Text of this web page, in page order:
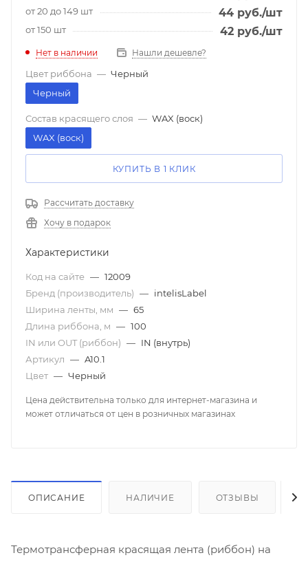
от 20 до 149 шт 44 руб./шт
от 150 шт 42 руб./шт
Нет в наличии Нашли дешевле?
Цвет риббона — Черный
Черный
Состав красящего слоя — WAX (воск)
WAX (воск)
КУПИТЬ В 1 КЛИК
Рассчитать доставку
Хочу в подарок
Характеристики
Код на сайте — 12009
Бренд (производитель) — intelisLabel
Ширина ленты, мм — 65
Длина риббона, м — 100
IN или OUT (риббон) — IN (внутрь)
Артикул — A10.1
Цвет — Черный
Цена действительна только для интернет-магазина и
может отличаться от цен в розничных магазинах
ОПИСАНИЕ НАЛИЧИЕ ОТЗЫВЫ
Термотрансферная красящая лента (риббон) на